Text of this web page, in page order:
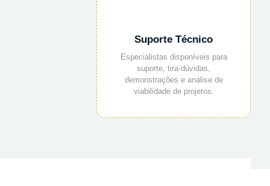
Suporte Técnico
Especialistas disponíveis para
suporte, tira-dúvidas,
demonstrações e análise de
viabilidade de projetos.